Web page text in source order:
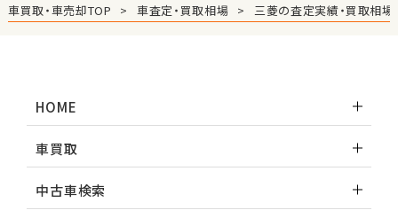
車買取・車売却TOP 車査定・買取相場 三菱の査定実績・買取相場
HOME
車買取
中古車検索